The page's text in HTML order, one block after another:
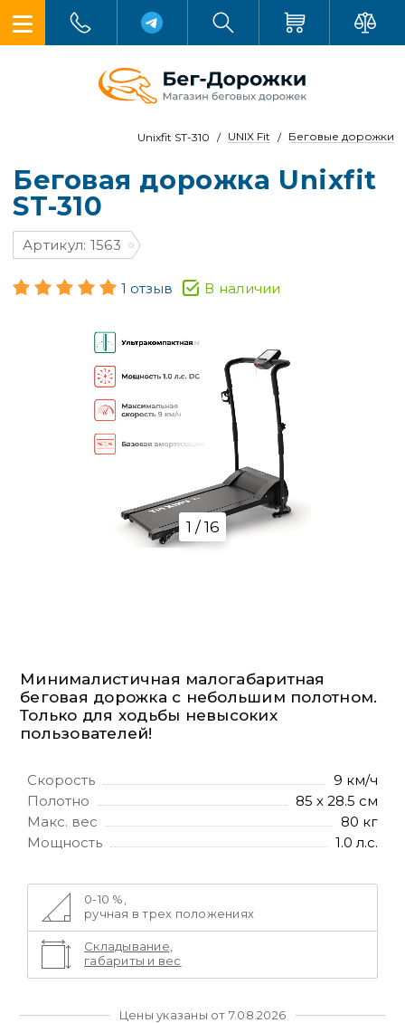
Беговые дорожки
UNIX Fit
Unixfit ST-310
Беговая дорожка Unixfit
ST-310
Артикул: 1563
1 отзыв В наличии
1 / 16
Минималистичная малогабаритная
беговая дорожка с небольшим полотном.
Только для ходьбы невысоких
пользователей!
Скорость
9 км/ч
Полотно
85 x 28.5 см
Макс. вес
80 кг
Мощность
1.0 л.с.
0-10 %,
ручная в трех положениях
Складывание,
габариты и вес
Цены указаны от 7.08.2026